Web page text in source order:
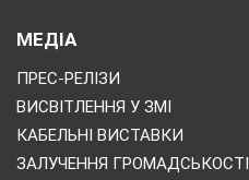
МЕДІА
ПРЕС-РЕЛІЗИ
ВИСВІТЛЕННЯ У ЗМІ
КАБЕЛЬНІ ВИСТАВКИ
ЗАЛУЧЕННЯ ГРОМАДСЬКОСТІ